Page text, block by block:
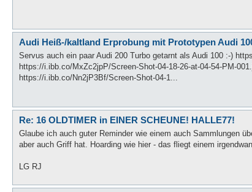
Audi Heiß-/kaltland Erprobung mit Prototypen Audi
Servus auch ein paar Audi 200 Turbo getarnt als Audi 100 :-)
https://i.ibb.co/MxZc2jpP/Screen-Shot-04-18-26-at-04-54-PM-
https://i.ibb.co/Nn2jP3Bf/Screen-Shot-04-1...
Re: 16 OLDTIMER in EINER SCHEUNE! HALLE77!
Glaube ich auch guter Reminder wie einem auch Sammlungen
aber auch Griff hat. Hoarding wie hier - das fliegt einem
LG RJ